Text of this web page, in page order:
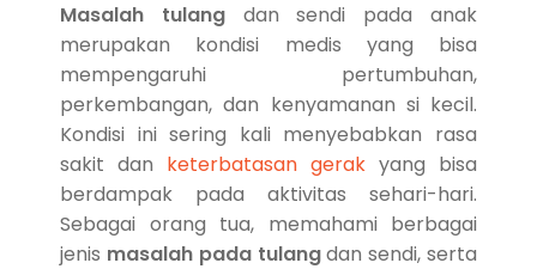
Masalah tulangdan sendi pada anak
merupakan kondisi medis yang bisa
mempengaruhi pertumbuhan,
perkembangan, dan kenyamanan si kecil.
Kondisi ini sering kali menyebabkan rasa
sakit dan keterbatasan gerak yang bisa
berdampak pada aktivitas sehari-hari.
Sebagai orang tua, memahami berbagai
jenis masalah pada tulangdan sendi, serta